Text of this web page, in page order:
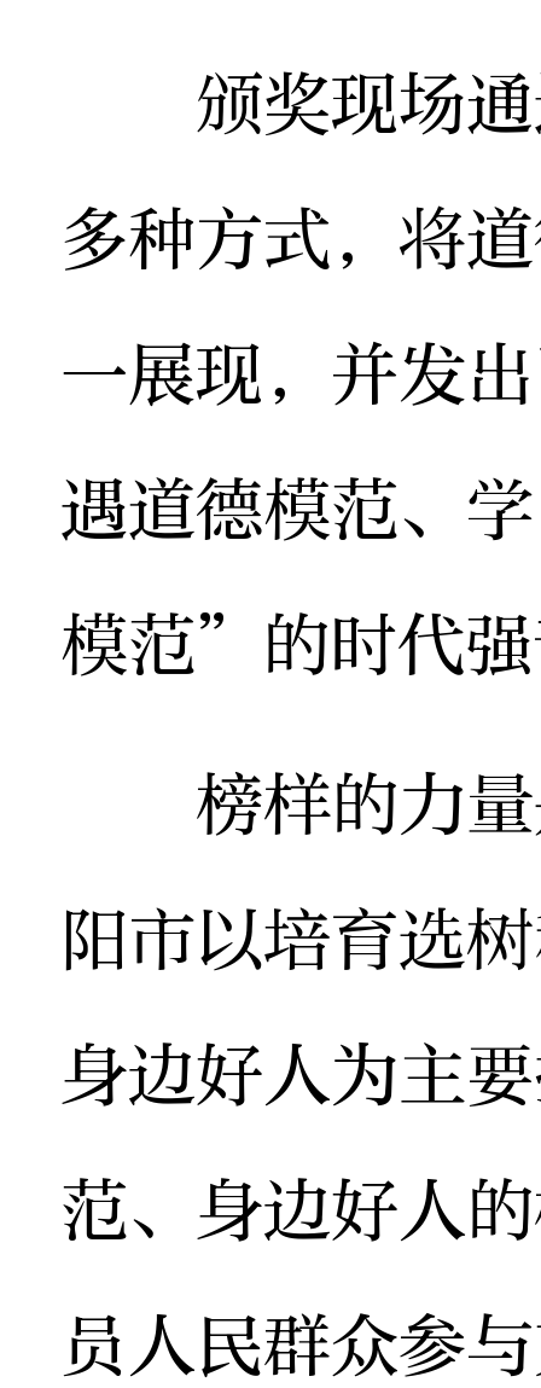
颁奖现场通
多种方式，将
一展现，并发
遇道德模范、
模范”的时代
榜样的力量
阳市以培育选
身边好人为主
范、身边好人
员人民群众参